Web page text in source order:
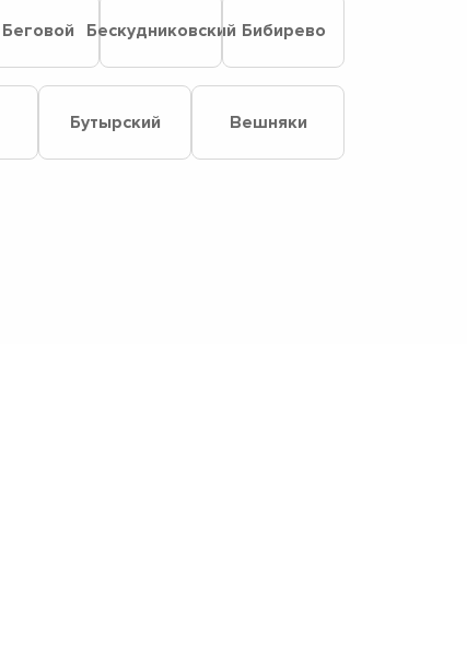
Беговой Бескудниковский Бибирево
Бутырский Вешняки